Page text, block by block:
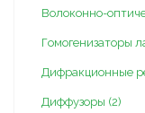
Волоконно-
Гомогенизаторы
Дифракционные
Диффузоры (2)